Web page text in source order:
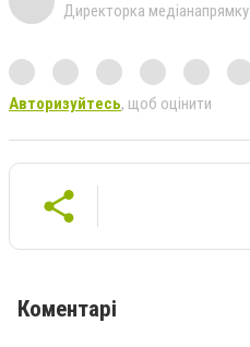
Директорка медіанапрямку
Авторизуйтесь, щоб оцінити
Коментарі